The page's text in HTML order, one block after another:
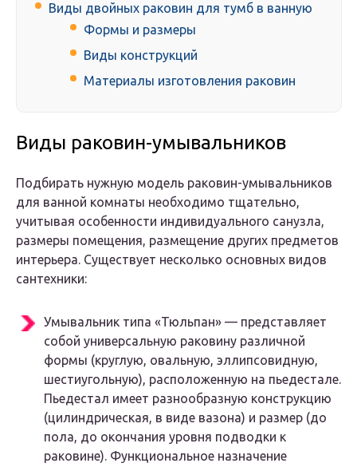
Виды двойных раковин для тумб в ванную
Формы и размеры
Виды конструкций
Материалы изготовления раковин
Виды раковин-умывальников
Подбирать нужную модель раковин-умывальников
для ванной комнаты необходимо тщательно,
учитывая особенности индивидуального санузла,
размеры помещения, размещение других предметов
интерьера. Существует несколько основных видов
сантехники:
Умывальник типа «Тюльпан» — представляет
собой универсальную раковину различной
формы (круглую, овальную, эллипсовидную,
шестиугольную), расположенную на пьедестале.
Пьедестал имеет разнообразную конструкцию
(цилиндрическая, в виде вазона) и размер (до
пола, до окончания уровня подводки к
раковине). Функциональное назначение